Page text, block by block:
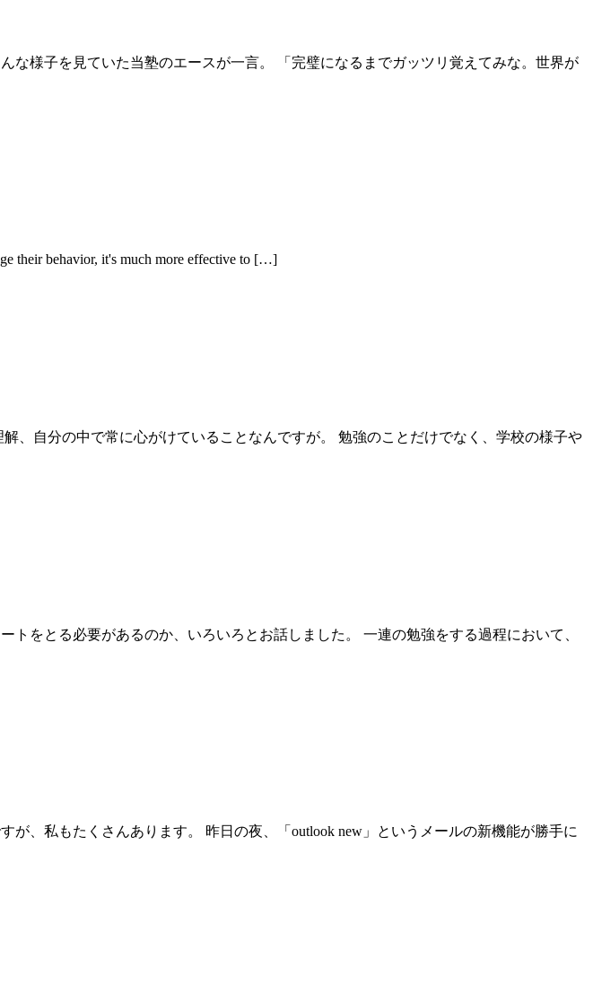
様子を見ていた当塾のエースが一言。 「完璧になるまでガッツリ覚えてみな。世界が
their behavior, it's much more effective to […]
、自分の中で常に心がけていることなんですが。 勉強のことだけでなく、学校の様子や
をとる必要があるのか、いろいろとお話しました。 一連の勉強をする過程において、
、私もたくさんあります。 昨日の夜、「outlook new」というメールの新機能が勝手に